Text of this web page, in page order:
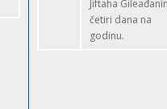
Jiftaha
četiri dana na
godinu.